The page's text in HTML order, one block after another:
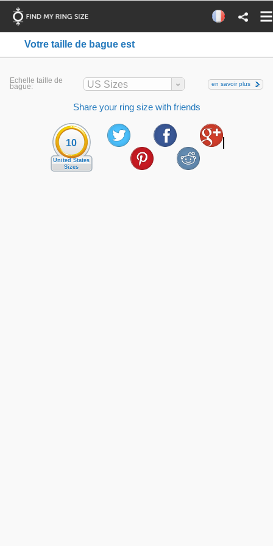
Votre taille de bague est
Echelle taille de
bague: US Sizes en savoir plus
Share your ring size with friends
10
United States
Sizes